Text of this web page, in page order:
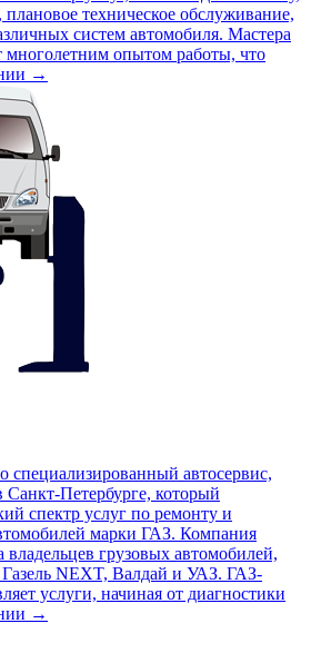
техническое обслуживание,
систем автомобиля. Мастера
многолетним опытом работы, что
→
автосервис,
Петербурге, который
спектр услуг по ремонту и
марки ГАЗ. Компания
владельцев грузовых автомобилей,
Газель NEXT, Валдай и УАЗ. ГАЗ-
услуги, начиная от диагностики
→